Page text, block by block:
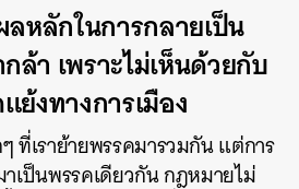
หลักในการกลายเป็น
า เพราะไม่เห็นด้วยกับ
ย้งทางการเมือง
ที่เราย้ายพรรคมารวมกัน แต่การ
เป็นพรรคเดียวกัน กฎหมายไม่